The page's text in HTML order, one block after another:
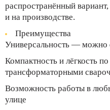
распространённый
и на производстве.
Преимущества
Универсальность — можно
Компактность и лёгкость
трансформаторными
Возможность работы в
улице